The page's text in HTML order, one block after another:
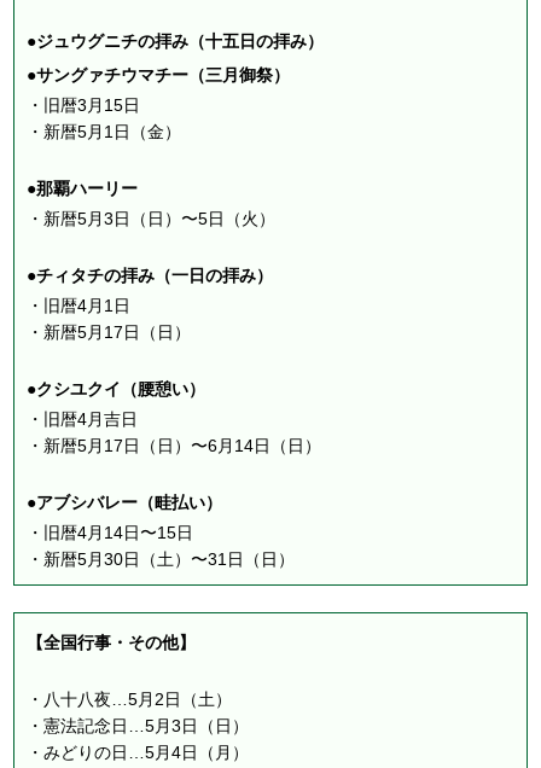
●ジュウグニチの拝み（十五日の拝み）
●サングァチウマチー（三月御祭）
・旧暦3月15日
・新暦5月1日（金）
●那覇ハーリー
・新暦5月3日（日）〜5日（火）
●チィタチの拝み（一日の拝み）
・旧暦4月1日
・新暦5月17日（日）
●クシユクイ（腰憩い）
・旧暦4月吉日
・新暦5月17日（日）〜6月14日（日）
●アブシバレー（畦払い）
・旧暦4月14日〜15日
・新暦5月30日（土）〜31日（日）
【全国行事・その他】
・八十八夜…5月2日（土）
・憲法記念日…5月3日（日）
・みどりの日…5月4日（月）